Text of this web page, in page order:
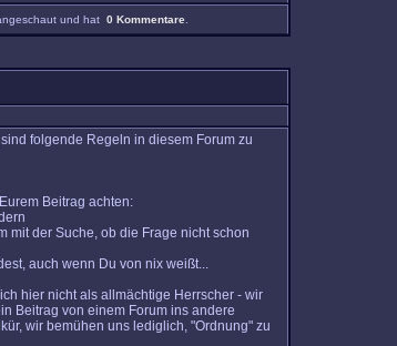
und hat 0 Kommentare
folgende Regeln in diesem Forum zu
Beitrag achten:
mit der Suche, ob die Frage nicht schon
auch wenn Du von nix weißt...
hier nicht als allmächtige Herrscher - wir
Beitrag von einem Forum ins andere
wir bemühen uns lediglich, "Ordnung" zu